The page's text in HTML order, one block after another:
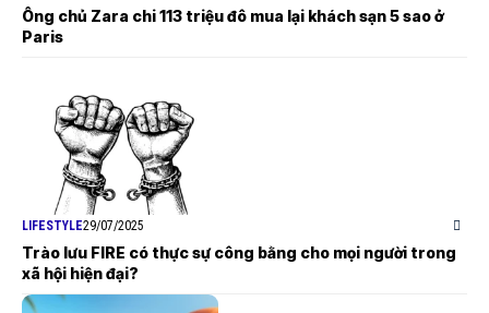
Ông chủ Zara chi 113 triệu đô mua lại khách sạn 5 sao ở
Paris
LIFESTYLE29/07/2025
Trào lưu FIRE có thực sự công bằng cho mọi người trong
xã hội hiện đại?